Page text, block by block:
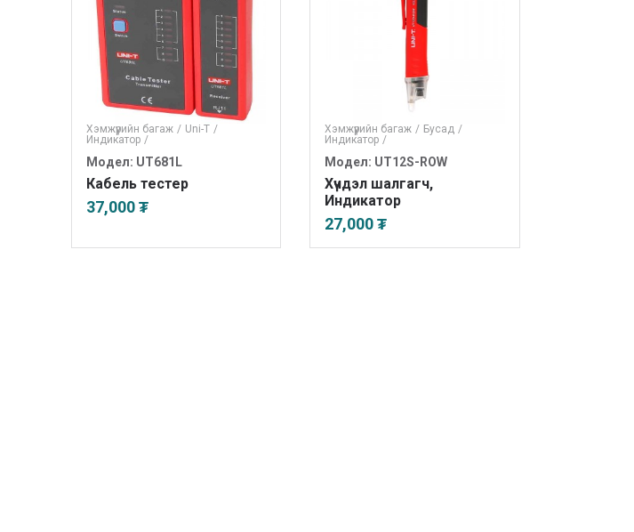
Хэмжүүрийн багаж / Uni-T /
Индикатор /
Модел: UT681L
Кабель тестер
37,000 ₮
Хэмжүүрийн багаж / Бусад /
Индикатор /
Модел: UT12S-ROW
Хүчдэл шалгагч,
Индикатор
27,000 ₮